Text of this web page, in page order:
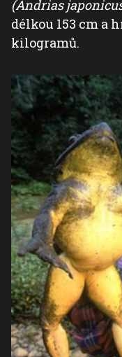
(Andrias
délkou 153 cm a
kilogramů.